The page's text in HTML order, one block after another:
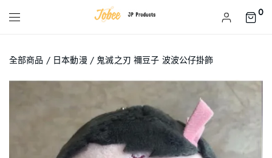
0
全部商品 / 日本動漫 / 鬼滅之刃 禰豆子 波波公仔掛飾